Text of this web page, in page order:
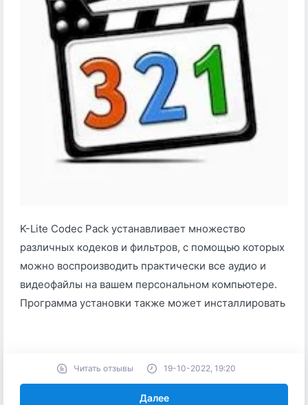
K-Lite Codec Pack устанавливает множество
различных кодеков и фильтров, с помощью которых
можно воспроизводить практически все аудио и
видеофайлы на вашем персональном компьютере.
Программа установки также может инсталлировать
Далее
Читать отзывы 19-10-2022, 19:20